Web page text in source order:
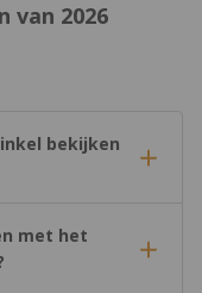
van 2026
bekijken
met het